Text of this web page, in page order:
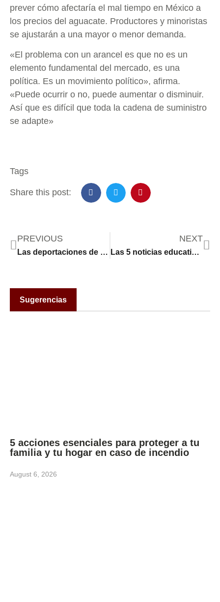
prever cómo afectaría el mal tiempo en México a
los precios del aguacate. Productores y minoristas
se ajustarán a una mayor o menor demanda.
«El problema con un arancel es que no es un
elemento fundamental del mercado, es una
política. Es un movimiento político», afirma.
«Puede ocurrir o no, puede aumentar o disminuir.
Así que es difícil que toda la cadena de suministro
se adapte»
Tags
Share this post:
PREVIOUS
Las deportaciones de migrantes de Trump podrían amenazar las economías agrícolas de los estados
NEXT
Las 5 noticias educativas más importantes de 2024: Contratos de colegios concertados, programas de idiomas y más
Sugerencias
5 acciones esenciales para proteger a tu
familia y tu hogar en caso de incendio
August 6, 2026